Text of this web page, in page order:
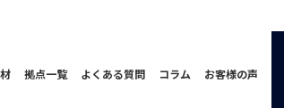
拠点一覧 よくある質問 コラム お客様の声